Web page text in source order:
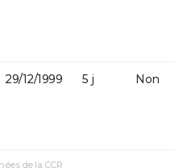
29/12/1999 5 j Non
de la CCR